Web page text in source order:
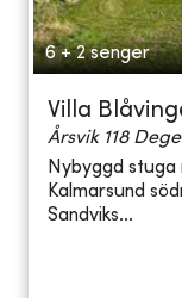
6 + 2 senger
Villa
Årsvik 118
Nybyggd stuga
Kalmarsund
Sandviks...